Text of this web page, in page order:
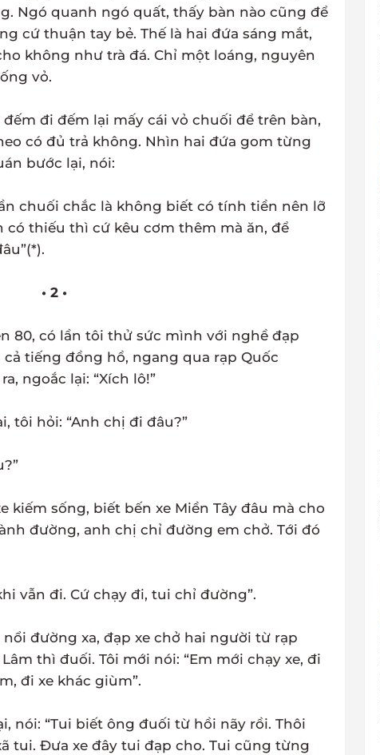
Ngó quanh ngó quất, thấy bàn nào cũng để
cứ thuận tay bẻ. Thế là hai đứa sáng mắt,
không như trà đá. Chỉ một loáng, nguyên
vỏ.
đi đếm lại mấy cái vỏ chuối để trên bàn,
có đủ trả không. Nhìn hai đứa gom từng
bước lại, nói:
chuối chắc là không biết có tính tiền nên lỡ
có thiếu thì cứ kêu cơm thêm mà ăn, để
• 2 •
80, có lần tôi thử sức mình với nghề đạp
cả tiếng đồng hồ, ngang qua rạp Quốc
ngoắc lại: “Xích lô!”
tôi hỏi: “Anh chị đi đâu?”
kiếm sống, biết bến xe Miền Tây đâu mà cho
đường, anh chị chỉ đường em chở. Tới đó
vẫn đi. Cứ chạy đi, tui chỉ đường”.
đường xa, đạp xe chở hai người từ rạp
thì đuối. Tôi mới nói: “Em mới chạy xe, đi
đi xe khác giùm”.
nói: “Tui biết ông đuối từ hồi nãy rồi. Thôi
tui. Đưa xe đây tui đạp cho. Tui cũng từng